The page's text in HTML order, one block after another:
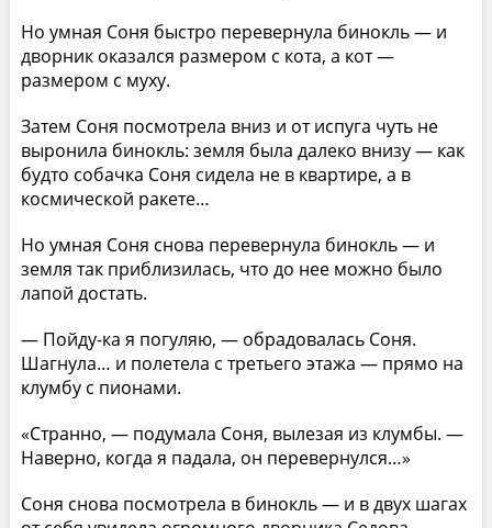
Но умная Соня быстро перевернула бинокль — и
дворник оказался размером с кота, а кот —
размером с муху.
Затем Соня посмотрела вниз и от испуга чуть не
выронила бинокль: земля была далеко внизу — как
будто собачка Соня сидела не в квартире, а в
космической ракете…
Но умная Соня снова перевернула бинокль — и
земля так приблизилась, что до нее можно было
лапой достать.
— Пойду-ка я погуляю, — обрадовалась Соня.
Шагнула… и полетела с третьего этажа — прямо на
клумбу с пионами.
«Странно, — подумала Соня, вылезая из клумбы. —
Наверно, когда я падала, он перевернулся…»
Соня снова посмотрела в бинокль — и в двух шагах